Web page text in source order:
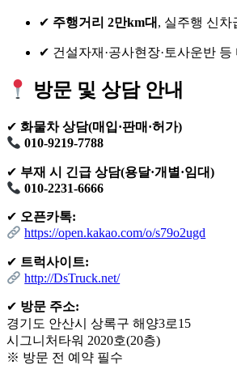
✔ 주행거리 2만km대 , 실주행 신차
✔ 건설자재·공사현장·토사운반
방문 및 상담 안내
✔ 화물차 상담(매입·판매·허가)
010-9219-7788
✔ 부재 시 긴급 상담(용달·개별·임대)
010-2231-6666
✔ 오픈카톡:
https://open.kakao.com/o/s79o2ugd
✔ 트럭사이트:
http://DsTruck.net/
✔ 방문 주소:
경기도 안산시 상록구 해양3로15
시그니처타워 2020호(20층)
※ 방문 전 예약 필수